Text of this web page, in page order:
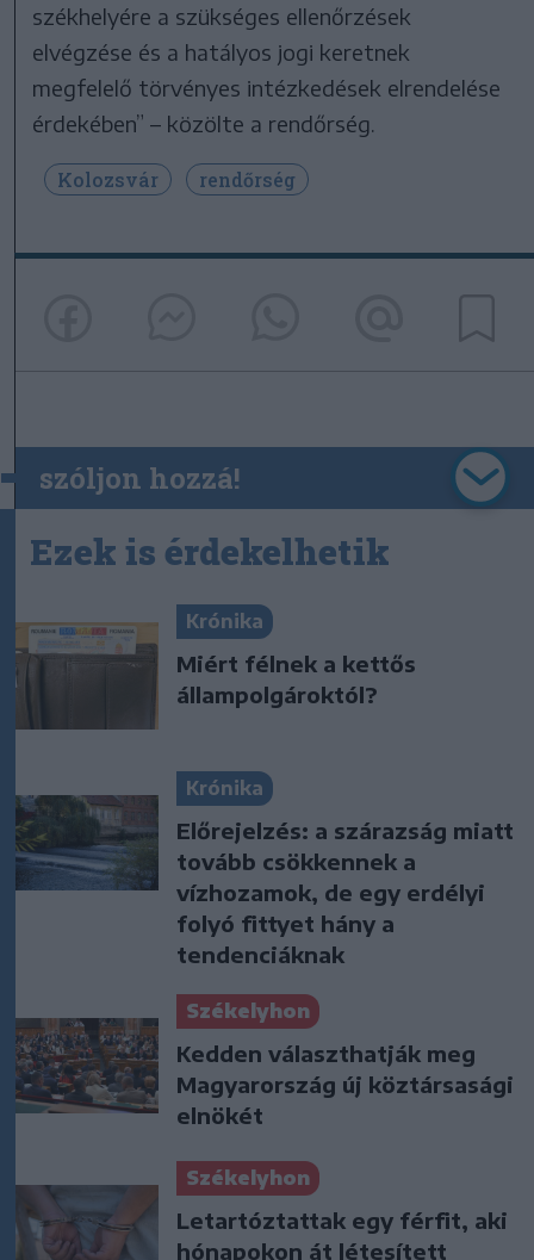
székhelyére a szükséges ellenőrzések
elvégzése és a hatályos jogi keretnek
megfelelő törvényes intézkedések elrendelése
érdekében” – közölte a rendőrség.
Kolozsvár rendőrség
szóljon hozzá!
Ezek is érdekelhetik
Krónika
Miért félnek a kettős
állampolgároktól?
Krónika
Előrejelzés: a szárazság miatt
tovább csökkennek a
vízhozamok, de egy erdélyi
folyó fittyet hány a
tendenciáknak
Székelyhon
Kedden választhatják meg
Magyarország új köztársasági
elnökét
Székelyhon
Letartóztattak egy férfit, aki
hónapokon át létesített